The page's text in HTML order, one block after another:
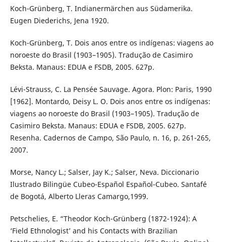
Koch-Grünberg, T. Indianermärchen aus Südamerika.
Eugen Diederichs, Jena 1920.
Koch-Grünberg, T. Dois anos entre os indígenas: viagens ao
noroeste do Brasil (1903–1905). Tradução de Casimiro
Beksta. Manaus: EDUA e FSDB, 2005. 627p.
Lévi-Strauss, C. La Pensée Sauvage. Agora. Plon: Paris, 1990
[1962]. Montardo, Deisy L. O. Dois anos entre os indígenas:
viagens ao noroeste do Brasil (1903–1905). Tradução de
Casimiro Beksta. Manaus: EDUA e FSDB, 2005. 627p.
Resenha. Cadernos de Campo, São Paulo, n. 16, p. 261-265,
2007.
Morse, Nancy L.; Salser, Jay K.; Salser, Neva. Diccionario
Ilustrado Bilingüe Cubeo-Español Español-Cubeo. Santafé
de Bogotá, Alberto Lleras Camargo,1999.
Petschelies, E. “Theodor Koch-Grünberg (1872-1924): A
‘Field Ethnologist’ and his Contacts with Brazilian